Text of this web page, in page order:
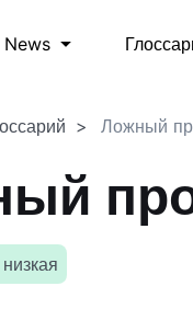
Ложный